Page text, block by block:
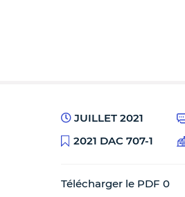
JUILLET 2021
2021 DAC 707-1
Télécharger le PDF 0